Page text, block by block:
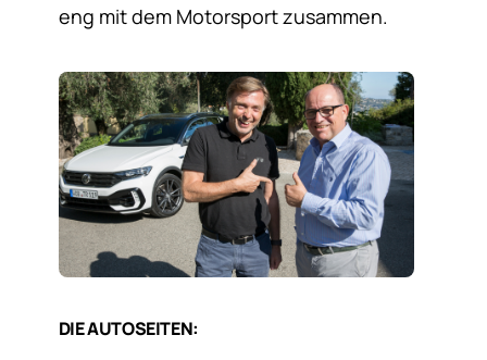
eng mit dem Motorsport zusammen.
DIE AUTOSEITEN: